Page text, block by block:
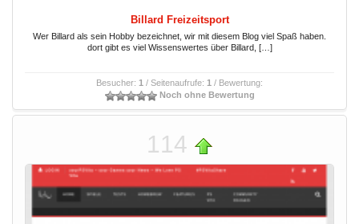
Billard Freizeitsport
Wer Billard als sein Hobby bezeichnet, wir mit diesem Blog viel Spaß haben.
dort gibt es viel Wissenswertes über Billard, […]
Besucher: 1 / Seitenaufrufe: 1 / Bewertung:
Noch ohne Bewertung
114